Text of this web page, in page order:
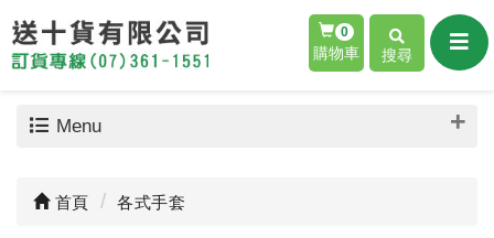
0
購物車 搜尋
Menu
首頁 各式手套